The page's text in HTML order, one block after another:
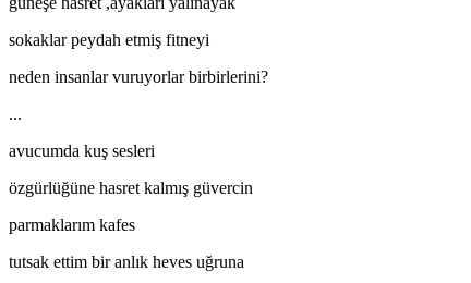
sokaklar peydah etmiş fitneyi
neden insanlar vuruyorlar birbirlerini?
...
avucumda kuş sesleri
özgürlüğüne hasret kalmış güvercin
parmaklarım kafes
tutsak ettim bir anlık heves uğruna